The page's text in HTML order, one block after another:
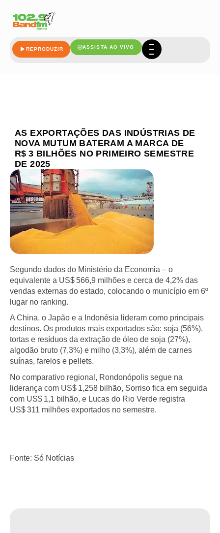
REPRODUZIR ASSISTA AO VIVO
AS EXPORTAÇÕES DAS INDÚSTRIAS DE
NOVA MUTUM BATERAM A MARCA DE
R$ 3 BILHÕES NO PRIMEIRO SEMESTRE
DE 2025
Segundo dados do Ministério da Economia – o
equivalente a US$ 566,9 milhões e cerca de 4,2% das
vendas externas do estado, colocando o município em 6º
lugar no ranking.
A China, o Japão e a Indonésia lideram como principais
destinos. Os produtos mais exportados são: soja (56%),
tortas e resíduos da extração de óleo de soja (27%),
algodão bruto (7,3%) e milho (3,3%), além de carnes
suínas, farelos e pellets.
No comparativo regional, Rondonópolis segue na
liderança com US$ 1,258 bilhão, Sorriso fica em seguida
com US$ 1,1 bilhão, e Lucas do Rio Verde registra
US$ 311 milhões exportados no semestre.
Fonte: Só Notícias